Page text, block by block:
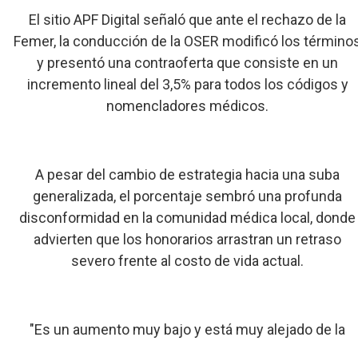
El sitio APF Digital señaló que ante el rechazo de la
Femer, la conducción de la OSER modificó los
y presentó una contraoferta que consiste en un
incremento lineal del 3,5% para todos los códigos y
nomencladores médicos.
A pesar del cambio de estrategia hacia una suba
generalizada, el porcentaje sembró una profunda
disconformidad en la comunidad médica local, donde
advierten que los honorarios arrastran un retraso
severo frente al costo de vida actual.
"Es un aumento muy bajo y está muy alejado de la